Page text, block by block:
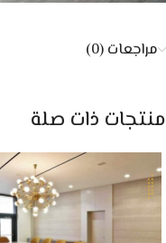
مراجعات (0)
منتجات ذات صلة